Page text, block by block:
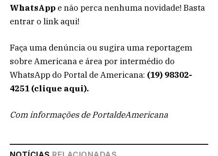
WhatsApp e não perca nenhuma novidade! Basta
entrar o link aqui!
Faça uma denúncia ou sugira uma reportagem
sobre Americana e área por intermédio do
WhatsApp do Portal de Americana: (19) 98302-
4251 (clique aqui).
Com informações de PortaldeAmericana